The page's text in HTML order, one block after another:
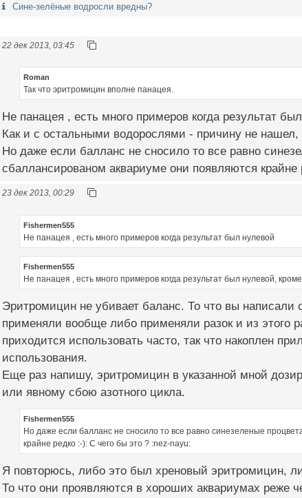
Сине-зелёные водросли вредны?
22 дек 2013, 03:45
Roman
Так что эритромицин вполне панацея.
Не панацея , есть много примеров когда результат
Как и с остальными водорослями - причину не
Но даже если балланс не сносило то все равно
сбаллансированом аквариуме они появляются
23 дек 2013, 00:29
Fishermen555
Не панацея , есть много примеров когда результат был нулевой
Fishermen555
Не панацея , есть много примеров когда результат был нулевой,
Эритромицин не убивает баланс. То что вы написали
применяли вообще либо применяли разок и из этого
приходится использовать часто, так что накоплен
использования.
Еще раз напишу, эритромицин в указанной мной
или явному сбою азотного цикла.
Fishermen555
Но даже если балланс не сносило то все равно синезеленые
крайне редко :-): С чего бы это ? :nez-nayu:
Я повторюсь, либо это был хреновый эритромицин,
То что они проявляются в хороших аквариумах реже